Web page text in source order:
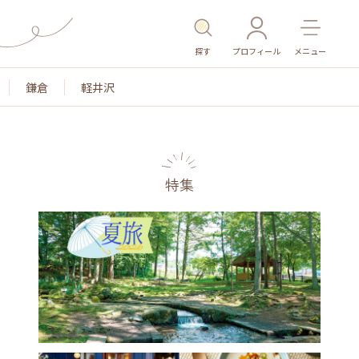
探す プロフィール メニュー
鎌倉 軽井沢
名所・旧跡 温泉・スパ その他施設 ごはん
特集